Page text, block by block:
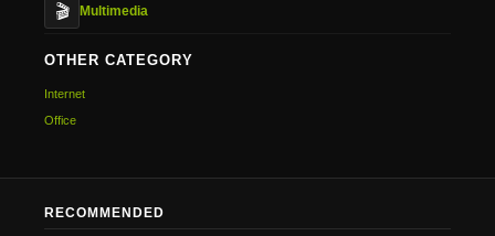
🎬 Multimedia
OTHER CATEGORY
Internet
Office
RECOMMENDED